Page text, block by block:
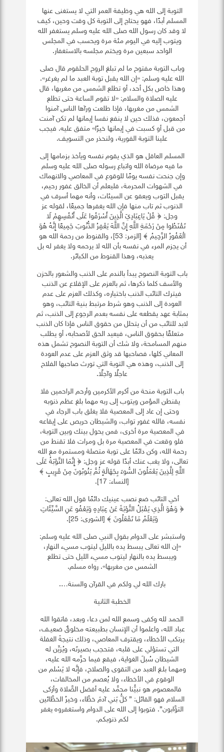
التوبة إلى الله هي وظيفة العمر التي لا يستغنى عنها
المسلم أبدًا، فهو يحتاج إلى التوبة كل وقت وحين، كيف
لا وقد كان رسول الله صلى الله عليه وسلم يستغفر الله
ويتوب إليه في اليوم مئة مرة ويحسب في المجلس
الواحد سبعين مرة ويختم مجلسه بالاستغفار.
وباب التوبة مفتوح ما لم تبلغ الروح الحلقوم قال صلى
الله عليه وسلم: «إن الله يقبل توبة العبد ما لم يغرغر».
وهذا خاص بكل أحد، أو تطلع الشمس من مغربها، قال
عليه الصلاة والسلام: «لا تقوم الساعة حتى تطلع
الشمس من مغربها، فإذا طلعت ورآها الناس آمنوا
أجمعون، فذلك حين لا ينفع نفسا إيمانها لم تكن آمنت
من قبل أو كسبت في إيمانها خيرًا» متفق عليه. فيجب
علينا التوبة الفورية، ولنحذر من التسويف.
المسلم العاقل هو الذي يقوم نفسه ويأخذ بزمامها إلى
ما فيه مرضاة الله واتباع رسوله صلى الله عليه وسلم
وإن جنحت نفسه يومًا للوقوع في المعاصي والانهماك
في الشهوات المحرمة، فليعلم أن الخالق غفور رحيم،
يقبل التوب ويعفو عن السيئات، وأنه مهما أسرف في
الذنوب ثم تاب منها فإن الله يغفرها جميعًا، لقوله عز
وجل: ﴿ قُلْ يَاعِبَادِيَ الَّذِينَ أَسْرَفُوا عَلَى أَنْفُسِهِمْ لَا
تَقْنَطُوا مِنْ رَحْمَةِ اللَّهِ إِنَّ اللَّهَ يَغْفِرُ الذُّنُوبَ جَمِيعًا إِنَّهُ هُوَ
الْغَفُورُ الرَّحِيمُ ﴾ [الزمر: 53]، والقنوط من رحمة الله هو
أن يجزم المرء في نفسه بأن الله لا يرحمه ولا يغفر له بل
يعذبه، وهذا القنوط من الكبائر.
باب التوبة النصوح يبدأ بالندم على الذنب والشعور بالحزن
والأسف كلما ذكرها، ثم بالعزم على الإقلاع عن الذنب
فيترك التائب الذنب باختياره، وكذلك العزم على عدم
العودة إلى الذنب وهو شرط مرتبط بنية التائب، وهو
بمثابة عهد يقطعه على نفسه بعدم الرجوع إلى الذنب، ثم
لابد للتائب من أن يتحلل من حقوق الناس فإذا كان الذنب
متعلقًا بحقوق الناس، فيعيد الحق لأصحابه، أو يطلب
منهم المسامحة، ولا شك أن التوبة النصوح تشمل هذه
المعاني كلها، فصاحبها قد وثق العزم على عدم العودة
إلى الذنب، وهذه هي التوبة التي تورث صاحبها الفلاح
عاجلًا وآجلًا.
باب التوبة منحة من أكرم الأكرمين وأرحم الراحمين فلا
يقنطن المؤمن ويتوب إلى ربه مهما بلغ عظم ذنوبه
وحتى إن عاد إلى المعصية فلا يغلق باب الرجاء في
نفسه، فالله غفور تواب، والشيطان حريص على إيقاعه
في المعصية مرة أخرى، فمن يحول بينك وبين التوبة،
فلو وقعت في المعصية مرة بل ومرات فلا تقنط من
رحمة الله، وكن دائمًا على توبة متصلة ومستمرة مع الله
تعالى، ولا يغب عنك أبدًا قوله عز وجل: ﴿ إِنَّمَا التَّوْبَةُ عَلَى
اللَّهِ لِلَّذِينَ يَعْمَلُونَ السُّوءَ بِجَهَالَةٍ ثُمَّ يَتُوبُونَ مِنْ قَرِيبٍ ﴾
[النساء: 17].
أخي التائب ضع نصب عينيك دائمًا قول الله تعالى:
﴿ وَهُوَ الَّذِي يَقْبَلُ التَّوْبَةَ عَنْ عِبَادِهِ وَيَعْفُو عَنِ السَّيِّئَاتِ
وَيَعْلَمُ مَا تَفْعَلُونَ ﴾ [الشورى: 25].
واستبشر على الدوام بقول النبي صلى الله عليه وسلم:
«إن الله تعالى يبسط يده بالليل ليتوب مسيء النهار،
ويبسط يده بالنهار ليتوب مسيء الليل حتى تطلع
الشمس من مغربها». رواه مسلم.
بارك الله لي ولكم في القرآن والسنة….
الخطبة الثانية
الحمد لله وكفى وسمع الله لمن دعا، وبعد، فاتقوا الله
عباد الله، واعلموا أن الإنسان بطبيعته مخلوقٌ ضعيـف،
يرتكب الأخطاء، ويقترف المعاصي، وذلك نتيجةَ الغفلة
التي تستوْلي على قلبه، فتحجب بصيرتَه، ويُزيِّن له
الشيطان سُبلَ الغواية، فيقع فيما حرَّمه الله عليه،
ومهمـا بلـغ العبد من التقوى والصلاح، فإنَّه لا يَسْلم من
الوقوع في الأخطاء، ولا يُعصم من المخالفات،
فالمعصوم هو نبيُّنا محمَّد عليه أفضل الصَّلاة وأزكى
السلام فهو القائل: ” كلُّ بَني آدمَ خطَّاء، وخيرُ الخطَّائين
التوَّابون”. فتوبوا إلى الله على الدوام واستغفروه يغفر
لكم ذنوبكم.